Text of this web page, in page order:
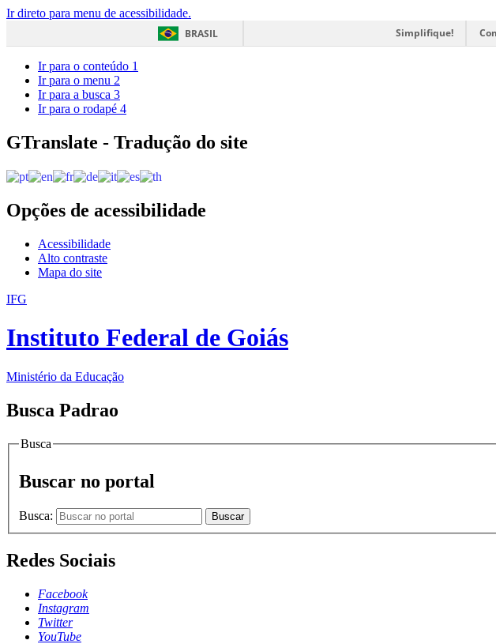
Ir direto para menu de acessibilidade.
BRASIL
Simplifique!
Ir para o conteúdo 1
Ir para o menu 2
Ir para a busca 3
Ir para o rodapé 4
GTranslate - Tradução do site
Opções de acessibilidade
Acessibilidade
Alto contraste
Mapa do site
IFG
Instituto Federal de Goiás
Ministério da Educação
Busca Padrao
Busca
Buscar no portal
Busca: Buscar
Redes Sociais
Facebook
Instagram
Twitter
YouTube